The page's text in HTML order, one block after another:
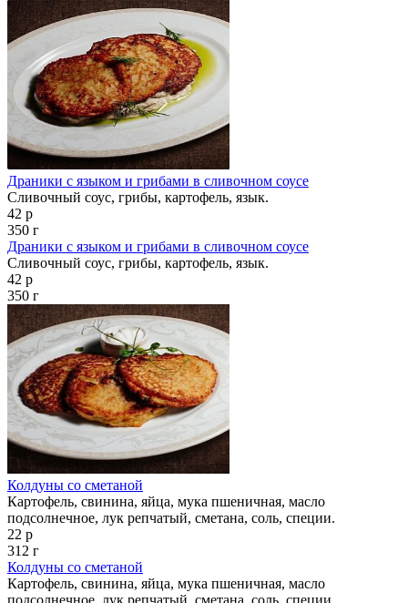
Драники с языком и грибами в сливочном соусе
Сливочный соус, грибы, картофель, язык.
42 р
350 г
Драники с языком и грибами в сливочном соусе
Сливочный соус, грибы, картофель, язык.
42 р
350 г
Колдуны со сметаной
Картофель, свинина, яйца, мука пшеничная, масло
подсолнечное, лук репчатый, сметана, соль, специи.
22 р
312 г
Колдуны со сметаной
Картофель, свинина, яйца, мука пшеничная, масло
подсолнечное, лук репчатый, сметана, соль, специи.